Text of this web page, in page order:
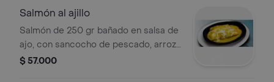
Salmón al ajillo
Salmón de 250 gr bañado en salsa de
ajo, con sancocho de pescado, arroz
a elección, patacón y ensalada.
$ 57.000